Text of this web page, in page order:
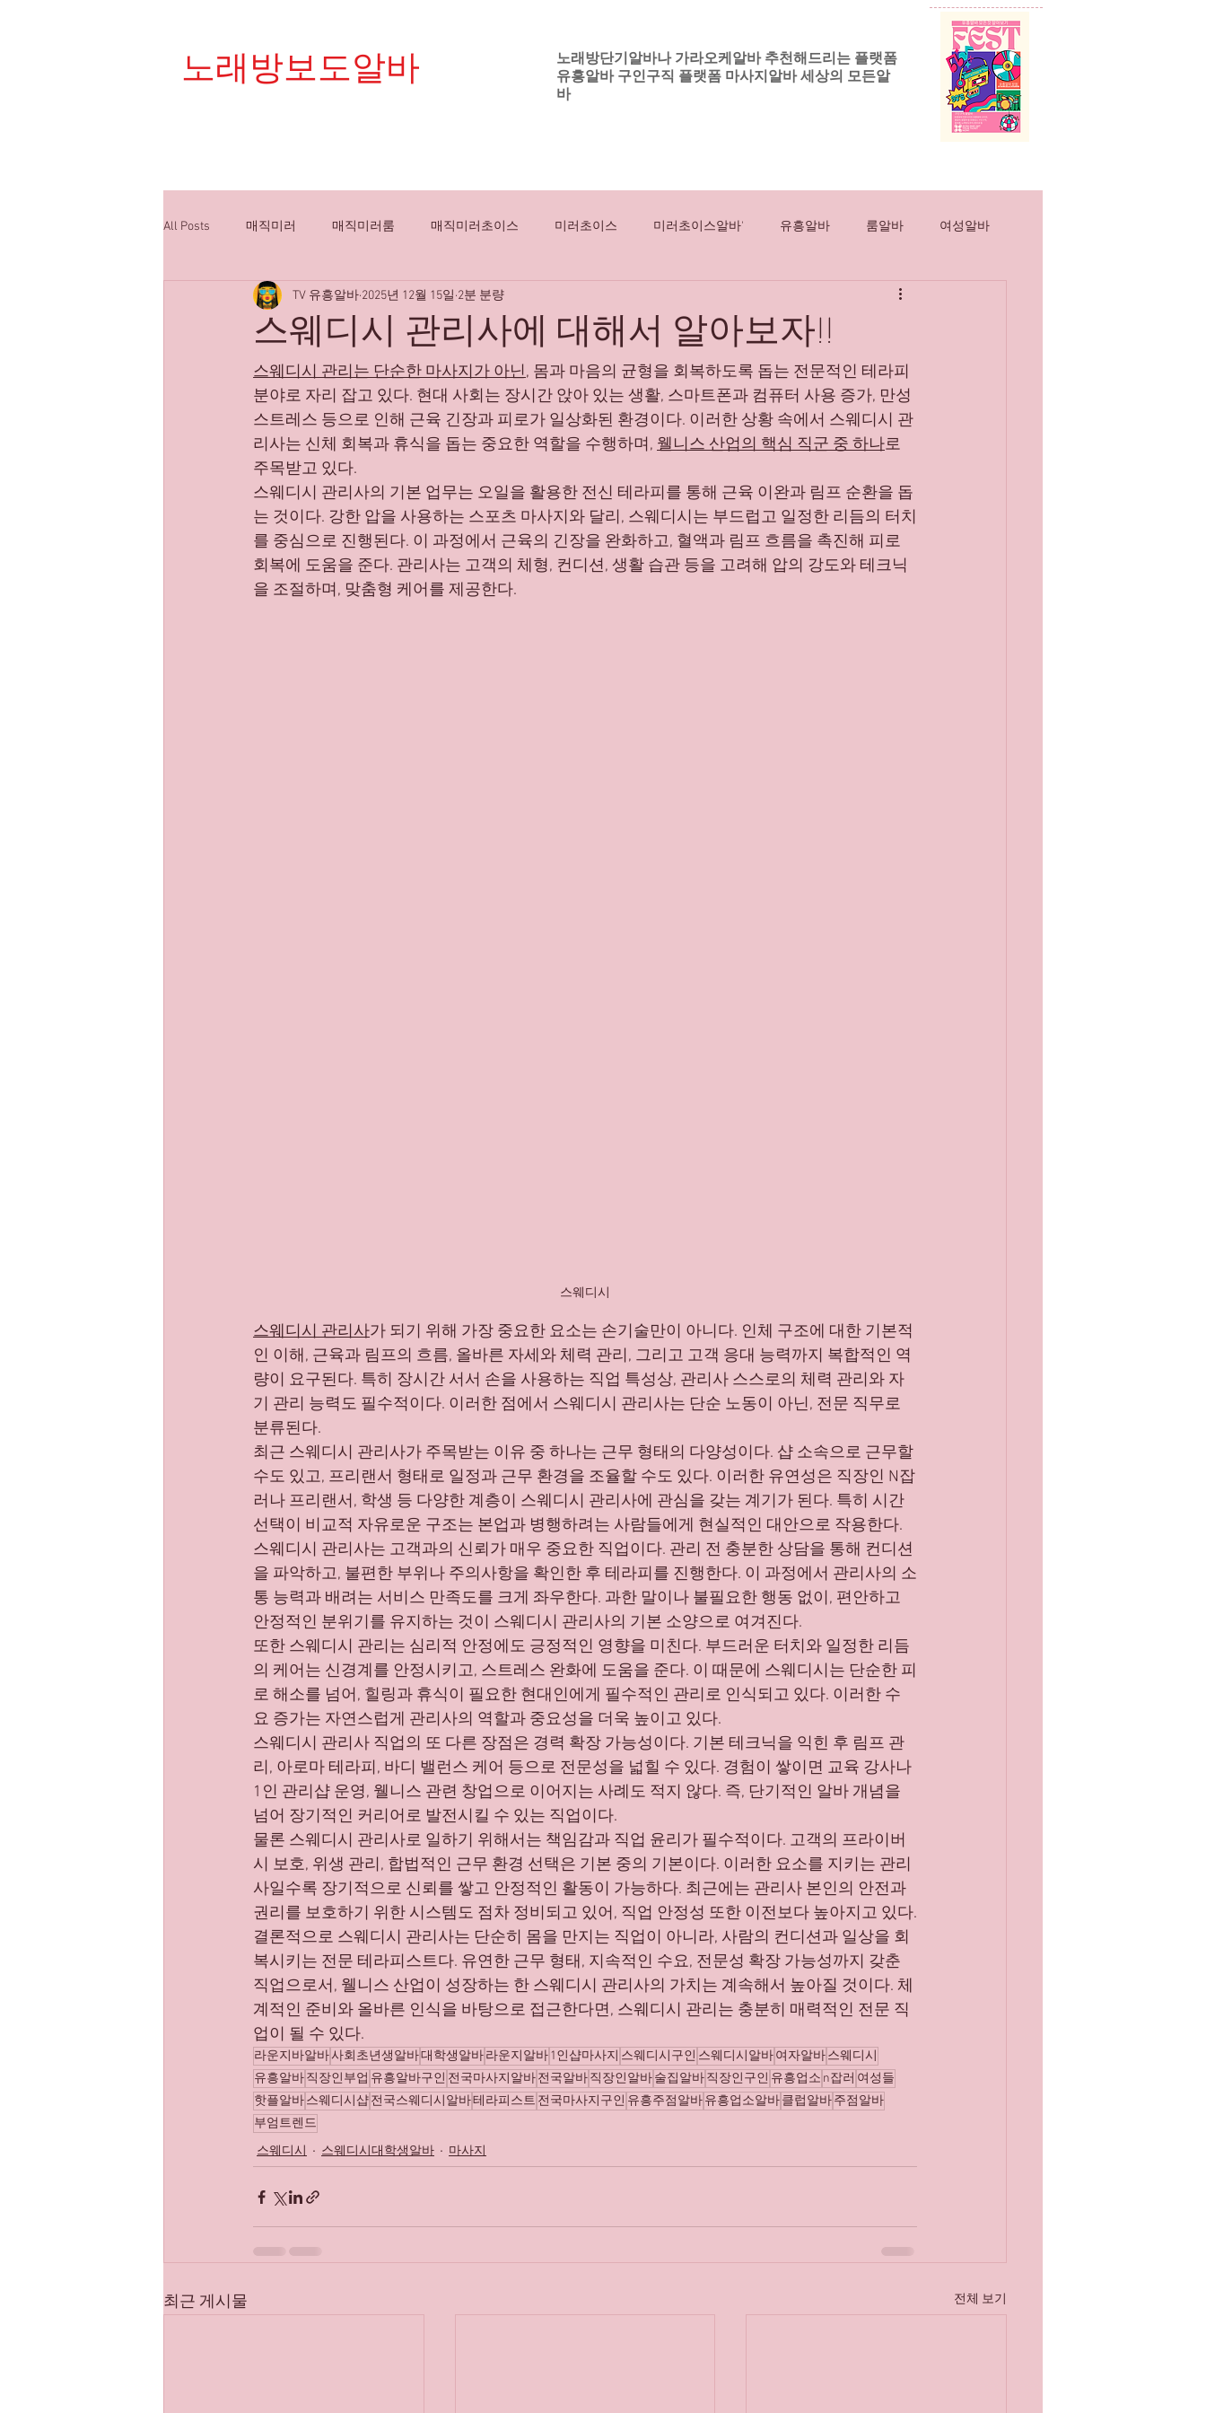
노래방보도알바
노래방단기알바나 가라오케알바 추천해드리는 플랫폼
유흥알바구인구직 플랫폼 마사지알바세상의 모든알
바
All Posts 매직미러 매직미러룸 매직미러초이스 미러초이스 미러초이스알바' 유흥알바 룸알바 여성알바
유흥알바구인 룸싸롱알바 룸쌀롱알바
스웨디시알바 스웨디시구인 전국스웨디시알바 여성들 강남 프라이빗 직장인스웨디시 직장인부업
부업트렌드 스웨디시핫플 마산 유흥알바 채용중 유흥알바 채용중 마산 유흥알바 마산유흥알바채용중
스웨디시 관리사에 대해서 알아보자!!
TV 유흥알바 2025년 12월 15일 2분 분량
스웨디시 관리는 단순한 마사지가 아닌, 몸과 마음의 균형을 회복하도록 돕는 전문적인 테라피
분야로 자리 잡고 있다. 현대 사회는 장시간 앉아 있는 생활, 스마트폰과 컴퓨터 사용 증가, 만성
스트레스 등으로 인해 근육 긴장과 피로가 일상화된 환경이다. 이러한 상황 속에서 스웨디시 관
리사는 신체 회복과 휴식을 돕는 중요한 역할을 수행하며, 웰니스 산업의 핵심 직군 중 하나로
주목받고 있다.
스웨디시 관리사의 기본 업무는 오일을 활용한 전신 테라피를 통해 근육 이완과 림프 순환을 돕
는 것이다. 강한 압을 사용하는 스포츠 마사지와 달리, 스웨디시는 부드럽고 일정한 리듬의 터치
를 중심으로 진행된다. 이 과정에서 근육의 긴장을 완화하고, 혈액과 림프 흐름을 촉진해 피로
회복에 도움을 준다. 관리사는 고객의 체형, 컨디션, 생활 습관 등을 고려해 압의 강도와 테크닉
을 조절하며, 맞춤형 케어를 제공한다.
스웨디시
스웨디시 관리사가 되기 위해 가장 중요한 요소는 손기술만이 아니다. 인체 구조에 대한 기본적
인 이해, 근육과 림프의 흐름, 올바른 자세와 체력 관리, 그리고 고객 응대 능력까지 복합적인 역
량이 요구된다. 특히 장시간 서서 손을 사용하는 직업 특성상, 관리사 스스로의 체력 관리와 자
기 관리 능력도 필수적이다. 이러한 점에서 스웨디시 관리사는 단순 노동이 아닌, 전문 직무로
분류된다.
최근 스웨디시 관리사가 주목받는 이유 중 하나는 근무 형태의 다양성이다. 샵 소속으로 근무할
수도 있고, 프리랜서 형태로 일정과 근무 환경을 조율할 수도 있다. 이러한 유연성은 직장인 N잡
러나 프리랜서, 학생 등 다양한 계층이 스웨디시 관리사에 관심을 갖는 계기가 된다. 특히 시간
선택이 비교적 자유로운 구조는 본업과 병행하려는 사람들에게 현실적인 대안으로 작용한다.
스웨디시 관리사는 고객과의 신뢰가 매우 중요한 직업이다. 관리 전 충분한 상담을 통해 컨디션
을 파악하고, 불편한 부위나 주의사항을 확인한 후 테라피를 진행한다. 이 과정에서 관리사의 소
통 능력과 배려는 서비스 만족도를 크게 좌우한다. 과한 말이나 불필요한 행동 없이, 편안하고
안정적인 분위기를 유지하는 것이 스웨디시 관리사의 기본 소양으로 여겨진다.
또한 스웨디시 관리는 심리적 안정에도 긍정적인 영향을 미친다. 부드러운 터치와 일정한 리듬
의 케어는 신경계를 안정시키고, 스트레스 완화에 도움을 준다. 이 때문에 스웨디시는 단순한 피
로 해소를 넘어, 힐링과 휴식이 필요한 현대인에게 필수적인 관리로 인식되고 있다. 이러한 수
요 증가는 자연스럽게 관리사의 역할과 중요성을 더욱 높이고 있다.
스웨디시 관리사 직업의 또 다른 장점은 경력 확장 가능성이다. 기본 테크닉을 익힌 후 림프 관
리, 아로마 테라피, 바디 밸런스 케어 등으로 전문성을 넓힐 수 있다. 경험이 쌓이면 교육 강사나
1인 관리샵 운영, 웰니스 관련 창업으로 이어지는 사례도 적지 않다. 즉, 단기적인 알바 개념을
넘어 장기적인 커리어로 발전시킬 수 있는 직업이다.
물론 스웨디시 관리사로 일하기 위해서는 책임감과 직업 윤리가 필수적이다. 고객의 프라이버
시 보호, 위생 관리, 합법적인 근무 환경 선택은 기본 중의 기본이다. 이러한 요소를 지키는 관리
사일수록 장기적으로 신뢰를 쌓고 안정적인 활동이 가능하다. 최근에는 관리사 본인의 안전과
권리를 보호하기 위한 시스템도 점차 정비되고 있어, 직업 안정성 또한 이전보다 높아지고 있다.
결론적으로 스웨디시 관리사는 단순히 몸을 만지는 직업이 아니라, 사람의 컨디션과 일상을 회
복시키는 전문 테라피스트다. 유연한 근무 형태, 지속적인 수요, 전문성 확장 가능성까지 갖춘
직업으로서, 웰니스 산업이 성장하는 한 스웨디시 관리사의 가치는 계속해서 높아질 것이다. 체
계적인 준비와 올바른 인식을 바탕으로 접근한다면, 스웨디시 관리는 충분히 매력적인 전문 직
업이 될 수 있다.
라운지바알바사회초년생알바대학생알바라운지알바1인샵마사지 스웨디시구인 스웨디시알바여자알바스웨디시
유흥알바직장인부업 유흥알바구인 전국마사지알바전국알바직장인알바술집알바직장인구인 유흥업소 n잡러 여성들
핫플알바스웨디시샵전국스웨디시알바테라피스트 전국마사지구인 유흥주점알바유흥업소알바클럽알바주점알바
부엄트렌드
스웨디시
스웨디시대학생알바 마사지
최근 게시물 전체 보기